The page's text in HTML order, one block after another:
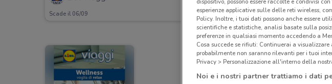
Scade il 06/09
esperienze applicative sulle delle reti wireless,
Policy. Inoltre, i tuoi dati possono anche essere
scientifiche e statistiche, analisi basate sulla
preferenze in qualsiasi momento accedendo a
Cosa succede se rifiuti: Continuerai a
probabilmente non saranno rilevanti per i tuoi
Privacy > Personalizzazione all'interno della
Noi e i nostri partner trattiamo i dati